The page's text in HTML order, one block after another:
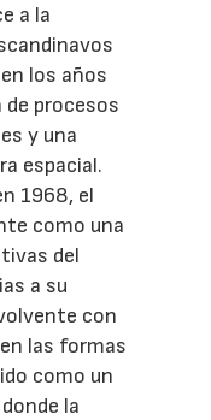
a la
los años
procesos
y una
espacial.
1968, el
como una
del
a su
con
las formas
como un
la